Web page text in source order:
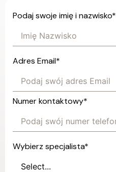
Podaj swoje imię i nazwisko*
Adres Email*
Numer kontaktowy*
Wybierz specjalista*